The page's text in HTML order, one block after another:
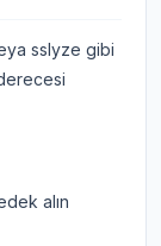
sslyze gibi
alın